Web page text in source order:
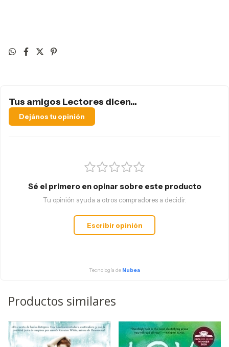
Tus amigos Lectores dicen...
Dejános tu opinión
Sé el primero en opinar sobre este producto
Tu opinión ayuda a otros compradores a decidir.
Escribir opinión
Tecnología de Nubea
Productos similares